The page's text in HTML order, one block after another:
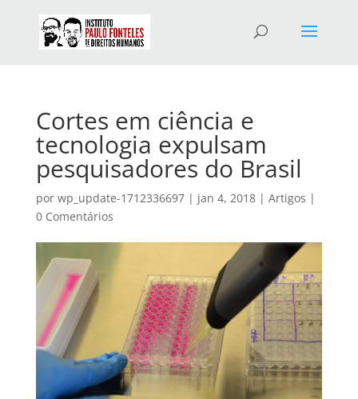
Cortes em ciência e
tecnologia expulsam
pesquisadores do Brasil
por wp_update-1712336697| jan 4, 2018| Artigos |
0 Comentários